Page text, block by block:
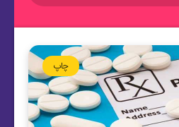
چاپ